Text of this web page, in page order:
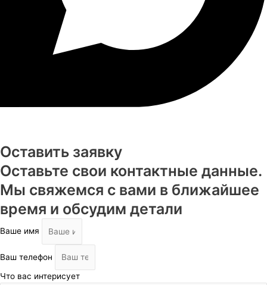
Оставить заявку
Оставьте свои контактные данные.
Мы свяжемся с вами в ближайшее
время и обсудим детали
Ваше имя
Ваш телефон
Что вас интерисует